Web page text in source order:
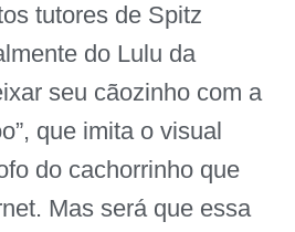
tutores de Spitz
do Lulu da
seu cãozinho com a
que imita o visual
do cachorrinho que
Mas será que essa